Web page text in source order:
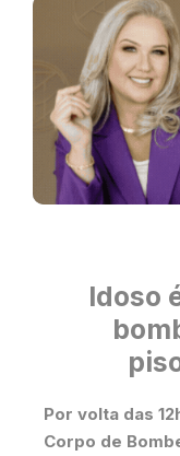
Idoso
Por volta das
Corpo de